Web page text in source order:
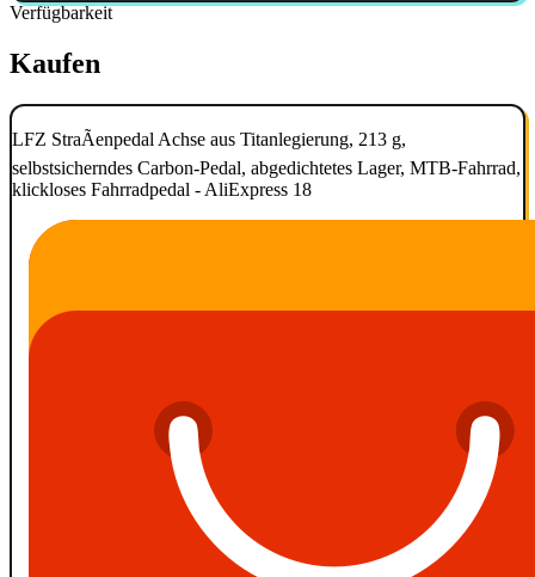
Verfügbarkeit
Kaufen
LFZ StraÃenpedal Achse aus Titanlegierung, 213 g,
selbstsicherndes Carbon-Pedal, abgedichtetes Lager, MTB-Fahrrad,
klickloses Fahrradpedal - AliExpress 18